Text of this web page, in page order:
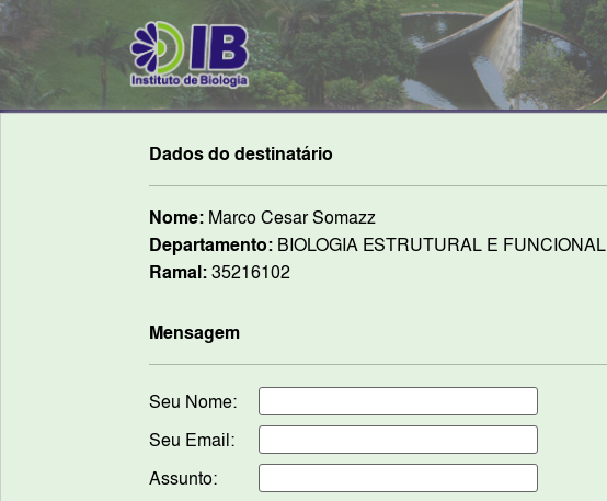
Dados do destinatário
Nome:Marco Cesar Somazz
Departamento:BIOLOGIA ESTRUTURAL E FUNCIONAL
Ramal:35216102
Mensagem
Seu Nome:
Seu Email:
Assunto: